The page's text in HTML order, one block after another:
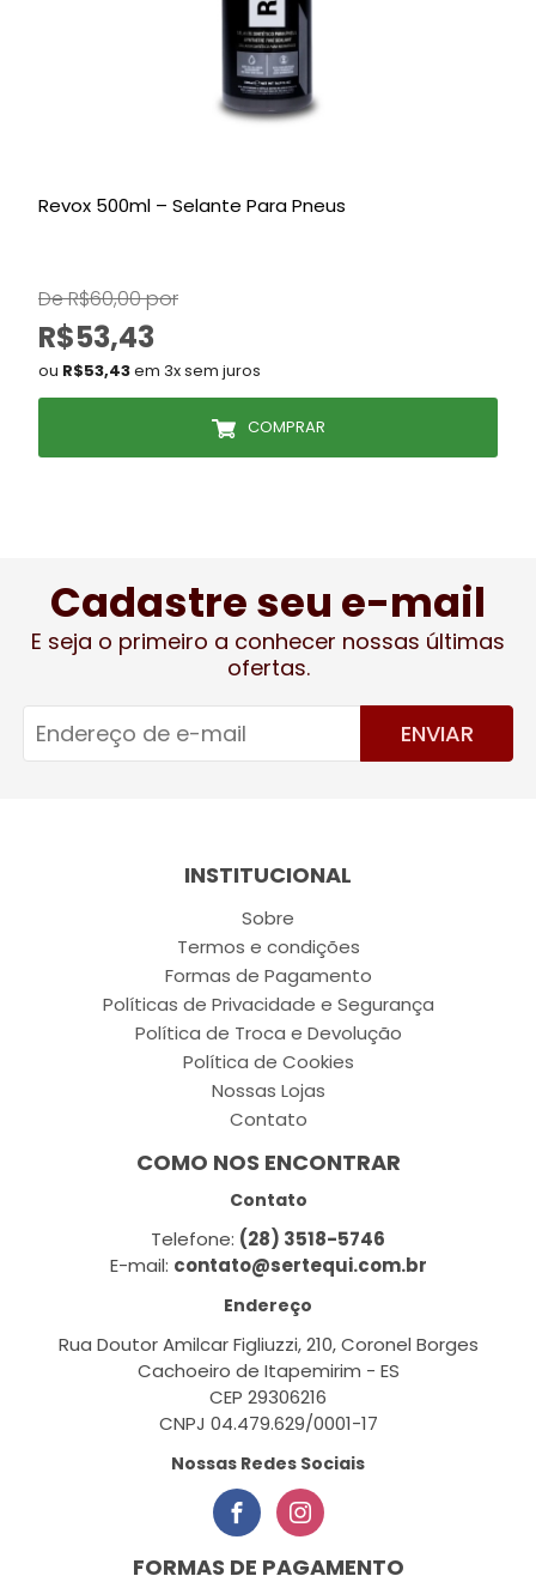
Revox 500ml – Selante Para Pneus
De R$60,00 por
R$53,43
ou R$53,43em 3x sem juros
COMPRAR
Cadastre seu e-mail
E seja o primeiro a conhecer nossas últimas
ofertas.
ENVIAR
INSTITUCIONAL
Sobre
Termos e condições
Formas de Pagamento
Políticas de Privacidade e Segurança
Política de Troca e Devolução
Política de Cookies
Nossas Lojas
Contato
COMO NOS ENCONTRAR
Contato
Telefone: (28) 3518-5746
E-mail: contato@sertequi.com.br
Endereço
Rua Doutor Amilcar Figliuzzi, 210, Coronel Borges
Cachoeiro de Itapemirim - ES
CEP 29306216
CNPJ 04.479.629/0001-17
Nossas Redes Sociais
FORMAS DE PAGAMENTO